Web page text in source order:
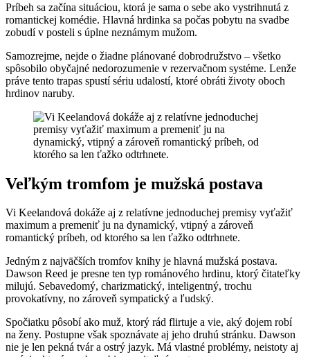
Príbeh sa začína situáciou, ktorá je sama o sebe ako vystrihnutá z
romantickej komédie. Hlavná hrdinka sa počas pobytu na svadbe
zobudí v posteli s úplne neznámym mužom.
Samozrejme, nejde o žiadne plánované dobrodružstvo – všetko
spôsobilo obyčajné nedorozumenie v rezervačnom systéme. Lenže
práve tento trapas spustí sériu udalostí, ktoré obráti životy oboch
hrdinov naruby.
Veľkým tromfom je mužská postava
Vi Keelandová dokáže aj z relatívne jednoduchej premisy vyťažiť
maximum a premeniť ju na dynamický, vtipný a zároveň
romantický príbeh, od ktorého sa len ťažko odtrhnete.
Jedným z najväčších tromfov knihy je hlavná mužská postava.
Dawson Reed je presne ten typ románového hrdinu, ktorý čitateľky
milujú. Sebavedomý, charizmatický, inteligentný, trochu
provokatívny, no zároveň sympatický a ľudský.
Spočiatku pôsobí ako muž, ktorý rád flirtuje a vie, aký dojem robí
na ženy. Postupne však spoznávate aj jeho druhú stránku. Dawson
nie je len pekná tvár a ostrý jazyk. Má vlastné problémy, neistoty aj